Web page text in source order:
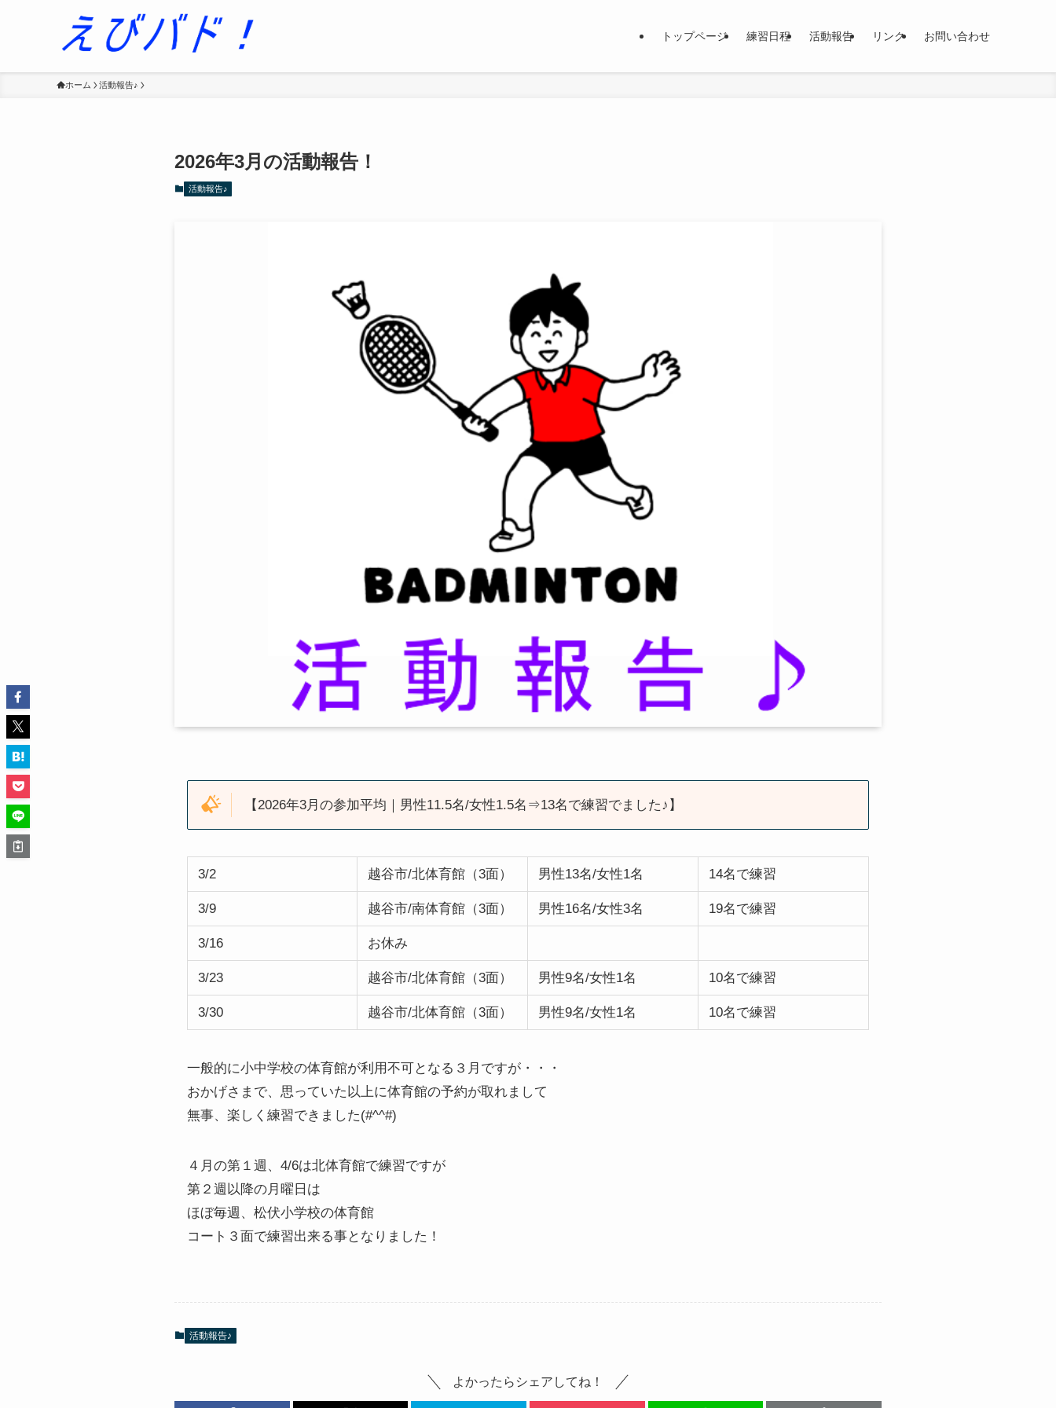
トップページ 練習日程 活動報告 リンク お問い合わせ
ホーム 活動報告♪
2026年3月の活動報告！
活動報告♪
【2026年3月の参加平均｜男性11.5名/女性1.5名⇒13名で練習でました♪】
3/2 越谷市/北体育館（3面） 男性13名/女性1名 14名で練習
3/9 越谷市/南体育館（3面） 男性16名/女性3名 19名で練習
3/16 お休み
3/23 越谷市/北体育館（3面） 男性9名/女性1名 10名で練習
3/30 越谷市/北体育館（3面） 男性9名/女性1名 10名で練習
一般的に小中学校の体育館が利用不可となる３月ですが・・・
おかげさまで、思っていた以上に体育館の予約が取れまして
無事、楽しく練習できました(#^^#)
４月の第１週、4/6は北体育館で練習ですが
第２週以降の月曜日は
ほぼ毎週、松伏小学校の体育館
コート３面で練習出来る事となりました！
活動報告♪
よかったらシェアしてね！